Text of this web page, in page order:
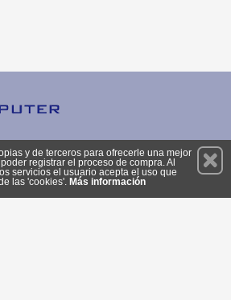
Suscríbete
y de terceros para ofrecerle una mejor
registrar el proceso de compra. Al
servicios el usuario acepta el uso que
las 'cookies'. Más información